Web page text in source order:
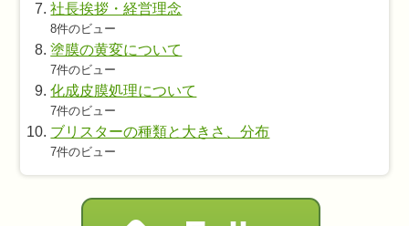
社長挨拶・経営理念
8件のビュー
塗膜の黄変について
7件のビュー
化成皮膜処理について
7件のビュー
ブリスターの種類と大きさ、分布
7件のビュー